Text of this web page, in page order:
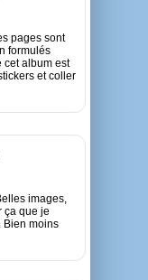
pages sont
formulés
cet album est
et coller
images,
ça que je
Bien moins